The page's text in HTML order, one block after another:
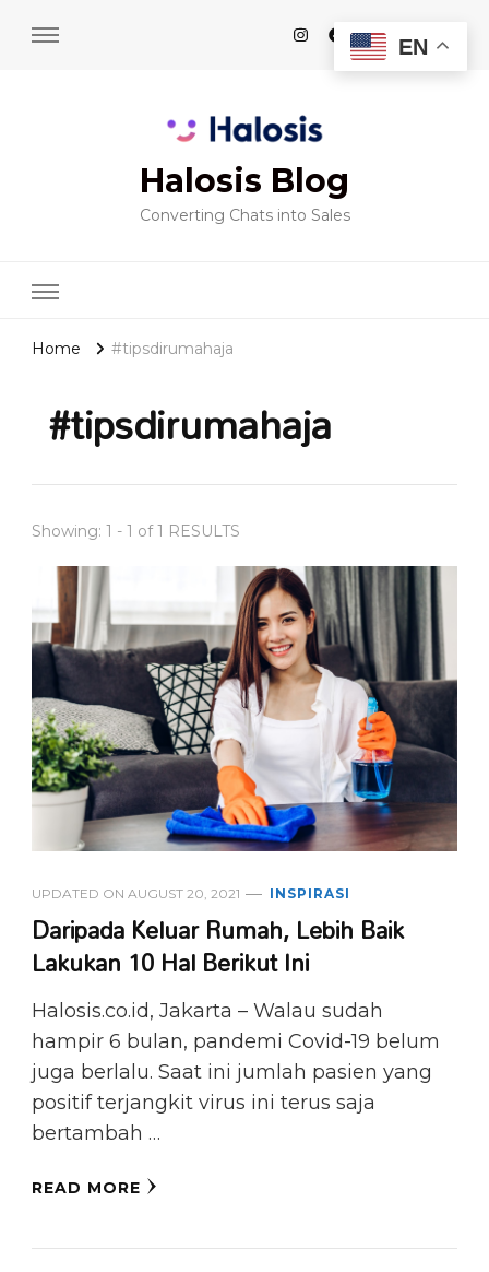
Halosis Blog
Converting Chats into Sales
Home #tipsdirumahaja
#tipsdirumahaja
Showing: 1 - 1 of 1 RESULTS
UPDATED ON AUGUST 20, 2021 INSPIRASI
Daripada Keluar Rumah, Lebih Baik
Lakukan 10 Hal Berikut Ini
Halosis.co.id, Jakarta – Walau sudah
hampir 6 bulan, pandemi Covid-19 belum
juga berlalu. Saat ini jumlah pasien yang
positif terjangkit virus ini terus saja
bertambah …
READ MORE
EN